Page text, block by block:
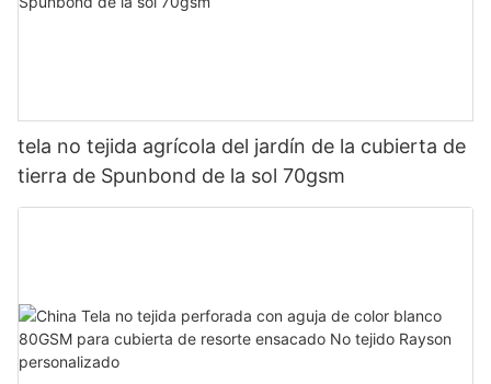
tela no tejida agrícola del jardín de la cubierta de
tierra de Spunbond de la sol 70gsm